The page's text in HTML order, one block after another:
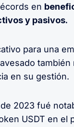
en
y pasivos.
para una
en su gestión.
2023 fué
USDT en el